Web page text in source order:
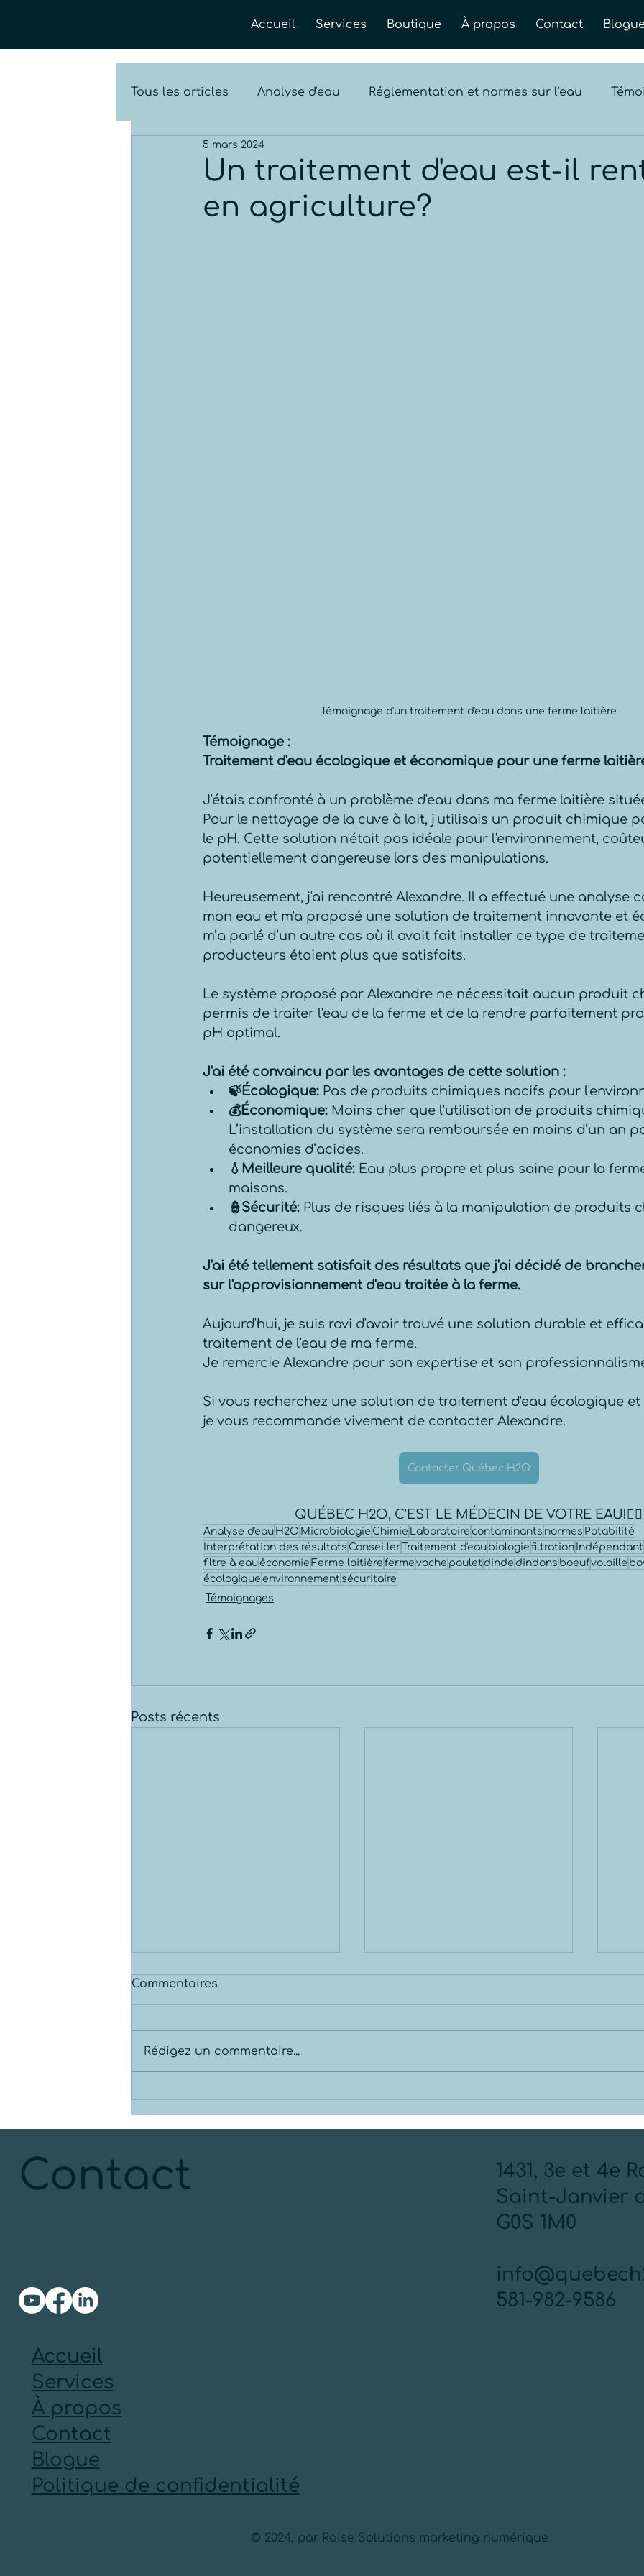
Accueil Services Boutique À propos Contact
Tous les articles Analyse d'eau Réglementation et normes sur l'eau
Un traitement d'eau est-il
en agriculture?
5 mars 2024
Témoignage d'un traitement d'eau dans une ferme laitière
Témoignage :
Traitement d'eau écologique et économique pour une ferme
J'étais confronté à un problème d'eau dans ma ferme laitière
Pour le nettoyage de la cuve à lait, j'utilisais un produit chimique
le pH. Cette solution n'était pas idéale pour l'environnement,
potentiellement dangereuse lors des manipulations.
Heureusement, j'ai rencontré Alexandre. Il a effectué une analyse
mon eau et m'a proposé une solution de traitement innovante et
m’a parlé d’un autre cas où il avait fait installer ce type de
producteurs étaient plus que satisfaits.
Le système proposé par Alexandre ne nécessitait aucun produit
permis de traiter l'eau de la ferme et de la rendre parfaitement
pH optimal.
J'ai été convaincu par les avantages de cette solution :
🍃Écologique: Pas de produits chimiques nocifs pour
💰Économique: Moins cher que l'utilisation de produits
L’installation du système sera remboursée en moins d’un an
économies d’acides.
💧Meilleure qualité: Eau plus propre et plus saine pour la
maisons.
👮Sécurité: Plus de risques liés à la manipulation de produits
dangereux.
J'ai été tellement satisfait des résultats que j'ai décidé de
sur l'approvisionnement d'eau traitée à la ferme.
Aujourd'hui, je suis ravi d'avoir trouvé une solution durable et
traitement de l'eau de ma ferme.
Je remercie Alexandre pour son expertise et son
Si vous recherchez une solution de traitement d'eau écologique
je vous recommande vivement de contacter Alexandre.
Contacter Québec H2O
QUÉBEC H2O, C'EST LE MÉDECIN DE VOTRE EAU!👨‍⚕️
Analyse d'eau H2O Microbiologie Chimie Laboratoire contaminants normes Potabilité
Interprétation des résultats Conseiller Traitement d'eau biologie filtration Indépendant
filtre à eau économie Ferme laitière ferme vache poulet dinde dindons boeufvolaille
écologique environnement sécuritaire
Témoignages
Posts récents
Commentaires
Rédigez un commentaire...
Contact
1431, 3e et 4e
Saint-Janvier
G0S 1M0
581-982-9586
Accueil
Services
À propos
Contact
Blogue
Politique de confidentialité
© 2024, par Raise Solutions marketing numérique